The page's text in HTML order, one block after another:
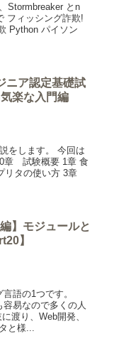
Stormbreaker とn
フィッシング詐欺!
Python パイソン
ニア認定基礎試
楽な入門編
をします。 今回は
0章 試験概要 1章 食
リタの使い方 3章
】モジュールと
】
語の1つです。
易なので多くの人
渡り、Web開発、
と様...